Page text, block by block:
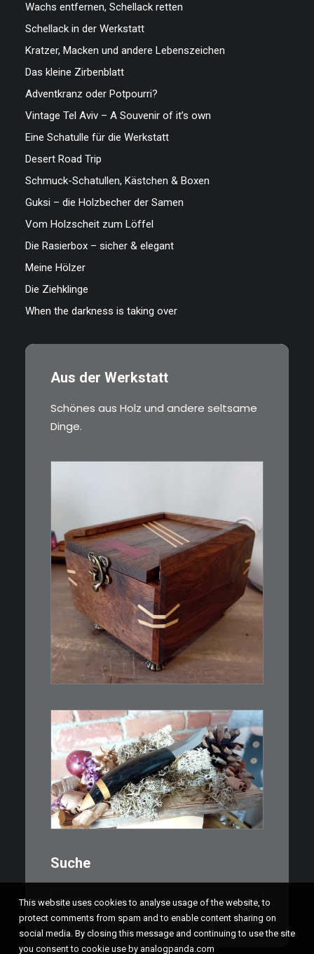
Wachs entfernen, Schellack retten
Schellack in der Werkstatt
Kratzer, Macken und andere Lebenszeichen
Das kleine Zirbenblatt
Adventkranz oder Potpourri?
Vintage Tel Aviv – A Souvenir of it’s own
Eine Schatulle für die Werkstatt
Desert Road Trip
Schmuck-Schatullen, Kästchen & Boxen
Guksi – die Holzbecher der Samen
Vom Holzscheit zum Löffel
Die Rasierbox – sicher & elegant
Meine Hölzer
Die Ziehklinge
When the darkness is taking over
Aus der Werkstatt
Schönes aus Holz und andere seltsame
Dinge.
€39,00
Eine kleine, simple Schatulle
aus Nussbaum…
€39,00
Kleines Schmuckmesser, ideal
als…
Suche
Suchen
nach:
This website uses cookies to analyse usage of the website, to
protect comments from spam and to enable content sharing on
social media. By closing this message and continuing to use the site
you consent to cookie use by analogpanda.com